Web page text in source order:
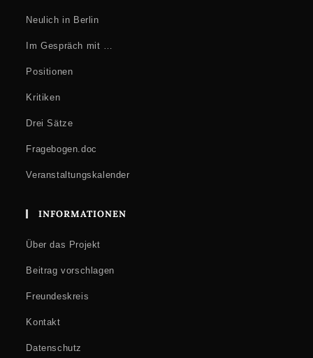
Neulich in Berlin
Im Gespräch mit …
Positionen
Kritiken
Drei Sätze
Fragebogen.doc
Veranstaltungskalender
INFORMATIONEN
Über das Projekt
Beitrag vorschlagen
Freundeskreis
Kontakt
Datenschutz